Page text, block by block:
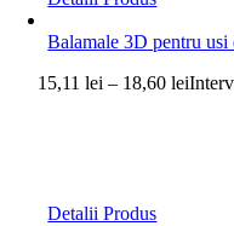
Balamale 3D pentru
15,11lei – 18,60lei
Detalii Produs